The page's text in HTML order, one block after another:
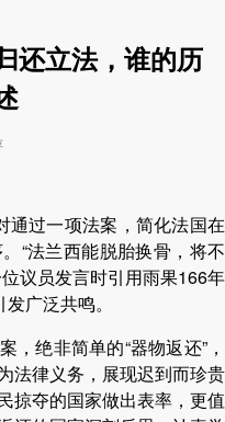
还立法，谁的历
通过一项法案，简化法国在
“法兰西能脱胎换骨，将不
议员发言时引用雨果166年
广泛共鸣。
绝非简单的“器物返还”，
法律义务，展现迟到而珍贵
掠夺的国家做出表率，更值